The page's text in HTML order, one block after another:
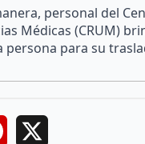
personal del
Médicas (CRUM)
persona para su
Facebook